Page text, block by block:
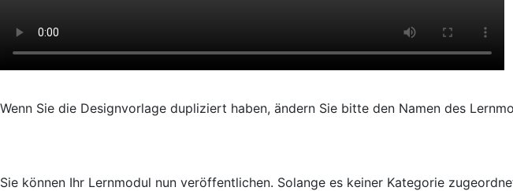
Wenn Sie die Designvorlage dupliziert haben, ändern Sie bitte den Namen des
Sie können Ihr Lernmodul nun veröffentlichen. Solange es keiner Kategorie